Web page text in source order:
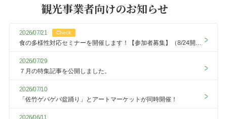
観光事業者向けのお知らせ
2026/07/21 Check
食の多様性対応セミナーを開催します！【参加者募集】（8/24開
2026/07/29
７月の特集記事を公開しました。
2026/07/10
「佐竹ゲバゲバ盆踊り」とアートマーケットが同時開催！
2026/06/11